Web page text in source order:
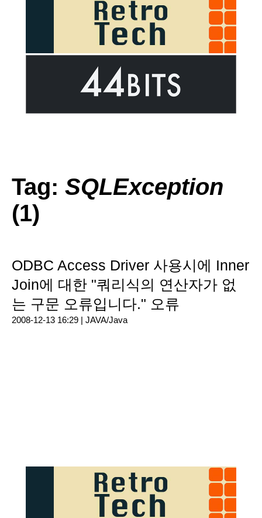
Tag: SQLException
(1)
ODBC Access Driver 사용시에 Inner
Join에 대한 "쿼리식의 연산자가 없
는 구문 오류입니다." 오류
2008-12-13 16:29 | JAVA/Java